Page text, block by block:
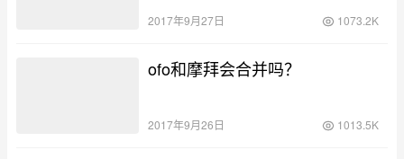
安卓机…
2017年9月27日 1073.2K
ofo和摩拜会合并吗？
2017年9月26日 1013.5K